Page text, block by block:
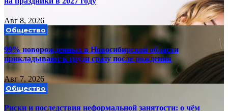
Авг 8, 2026
Общество
99% новорожденных в Новосибирской области
прикладывают к груди сразу после рождения
Авг 7, 2026
Общество
Риски и последствия неформальной занятости: о чём